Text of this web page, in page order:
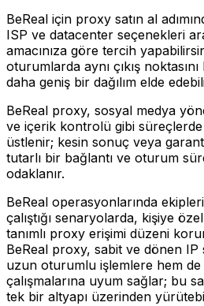
BeReal için proxy satın al
ISP ve datacenter seçenekleri
amacınıza göre tercih
oturumlarda aynı çıkış
daha geniş bir dağılım elde
BeReal proxy, sosyal medya
ve içerik kontrolü gibi
üstlenir; kesin sonuç veya
tutarlı bir bağlantı ve oturum
odaklanır.
BeReal operasyonlarında
çalıştığı senaryolarda, kişiye
tanımlı proxy erişimi düzeni
BeReal proxy, sabit ve dönen
uzun oturumlu işlemlere hem
çalışmalarına uyum sağlar; bu
tek bir altyapı üzerinden